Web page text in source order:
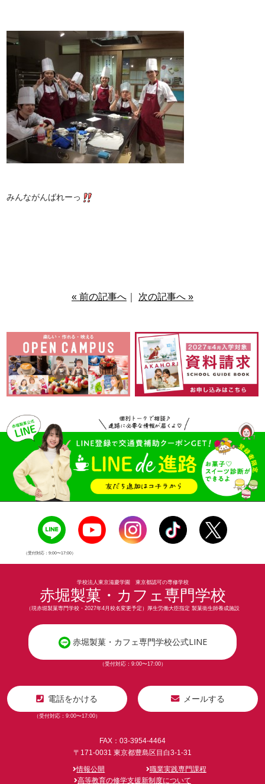
みんながんばれーっ
« 前の記事へ 次の記事へ »
（受付対応：9:00〜17:00）
学校法人東京滋慶学園 東京都認可の専修学校
赤堀製菓・カフェ専門学校
（現赤堀製菓専門学校・2027年4月校名変更予定）厚生労働大臣指定 製菓衛生師養成施設
赤堀製菓・カフェ専門学校公式LINE
（受付対応：9:00〜17:00）
電話をかける
（受付対応：9:00〜17:00）
メールする
FAX：03-3954-4464
〒171-0031 東京都豊島区目白3-1-31
情報公開
職業実践専門課程
高等教育の修学支援新制度について